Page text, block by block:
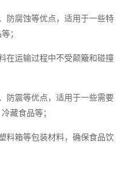
防腐蚀等优点，适用于一些特
；
在运输过程中不受颠簸和碰撞
防震等优点，适用于一些需要
藏食品等；
料箱等包装材料，确保食品饮